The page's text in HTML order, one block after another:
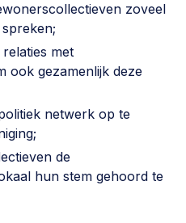
zoveel
met
ook gezamenlijk deze
netwerk op te
de
hun stem gehoord te